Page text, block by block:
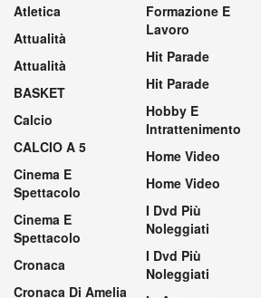
Atletica
Attualità
Attualità
BASKET
Calcio
CALCIO A 5
Cinema E
Spettacolo
Cinema E
Spettacolo
Cronaca
Cronaca Di Amelia
Formazione E
Lavoro
Hit Parade
Hit Parade
Hobby E
Intrattenimento
Home Video
Home Video
I Dvd Più
Noleggiati
I Dvd Più
Noleggiati